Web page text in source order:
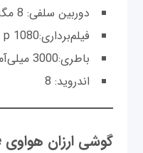
دوربین سلفی: 8 مگاپیکسلی
فیلم‌برداری:p 1080 با سرعت 30 فریم بر ثانیه
باطری:3000 میلی‌آمپر
اندروید: 8
گوشی ارزان هواوی Honor 10 lite